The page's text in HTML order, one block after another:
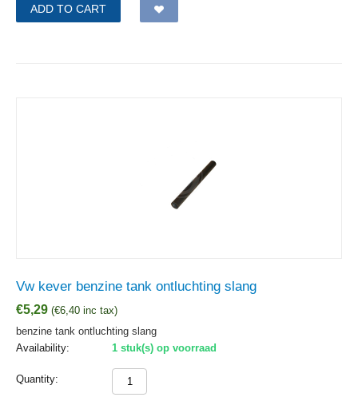
ADD TO CART
Vw kever benzine tank ontluchting slang
€5,29 (€6,40 inc tax)
benzine tank ontluchting slang
Availability:
1 stuk(s) op voorraad
Quantity: